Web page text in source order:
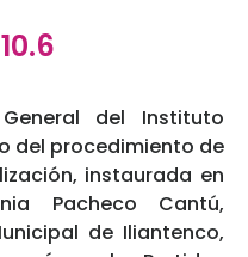
del Instituto
del procedimiento de
instaurada en
Pacheco Cantú,
de Iliantenco,